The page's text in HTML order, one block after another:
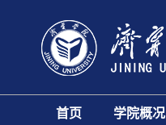
首页 学院概况